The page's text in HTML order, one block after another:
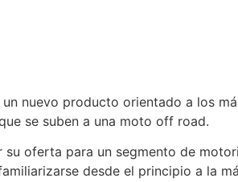
nuevo producto orientado a los
se suben a una moto off road.
oferta para un segmento de
desde el principio a la